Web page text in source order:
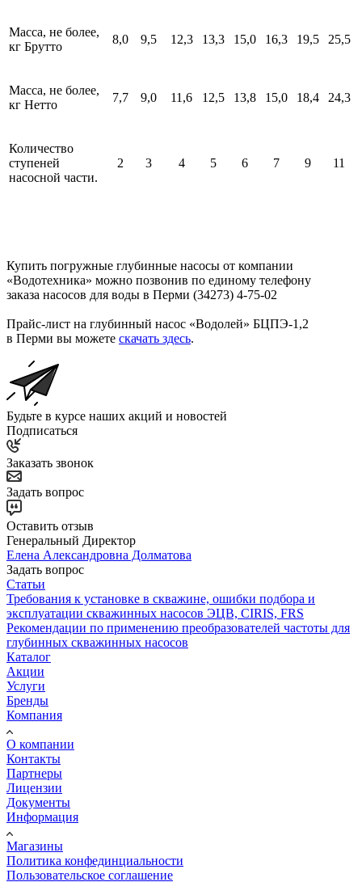
Масса, не более,
кг Брутто
8,0 9,5 12,3 13,3 15,0 16,3 19,5 25,5
Масса, не более,
кг Нетто
7,7 9,0 11,6 12,5 13,8 15,0 18,4 24,3
Количество
ступеней
насосной части.
2 3 4 5 6 7 9 11
Купить погружные глубинные насосы от компании
«Водотехника» можно позвонив по единому телефону
заказа насосов для воды в Перми (34273) 4-75-02
Прайс-лист на глубинный насос «Водолей» БЦПЭ-1,2
в Перми вы можете скачать здесь.
Будьте в курсе наших акций и новостей
Подписаться
Заказать звонок
Задать вопрос
Оставить отзыв
Генеральный Директор
Елена Александровна Долматова
Задать вопрос
Статьи
Требования к установке в скважине, ошибки подбора и
эксплуатации скважинных насосов ЭЦВ, CIRIS, FRS
Рекомендации по применению преобразователей частоты для
глубинных скважинных насосов
Каталог
Акции
Услуги
Бренды
Компания
О компании
Контакты
Партнеры
Лицензии
Документы
Информация
Магазины
Политика конфединциальности
Пользовательское соглашение